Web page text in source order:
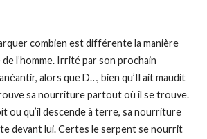
combien est différente la manière
de l’homme. Irrité par son prochain
alors que D…, bien qu’Il ait maudit
sa nourriture partout où il se trouve.
ou qu’il descende à terre, sa nourriture
devant lui. Certes le serpent se nourrit